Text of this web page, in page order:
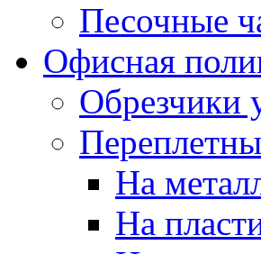
Песочные
Офисная
Обрезчики
На
На